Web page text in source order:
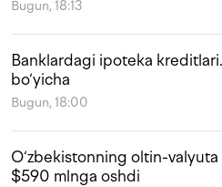
Bugun, 18:13
Banklardagi ipoteka
bo‘yicha
Bugun, 18:00
O‘zbekistonning oltin-
$590 mlnga oshdi